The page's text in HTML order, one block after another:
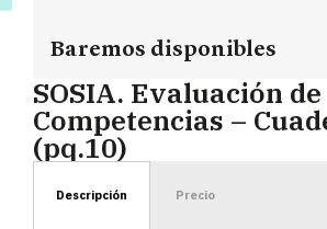
Baremos disponibles
SOSIA. Evaluación de
Competencias –
(pq.10)
Descripción Precio